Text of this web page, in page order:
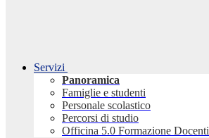
Servizi
Panoramica
Famiglie e studenti
Personale scolastico
Percorsi di studio
Officina 5.0 Formazione Docenti